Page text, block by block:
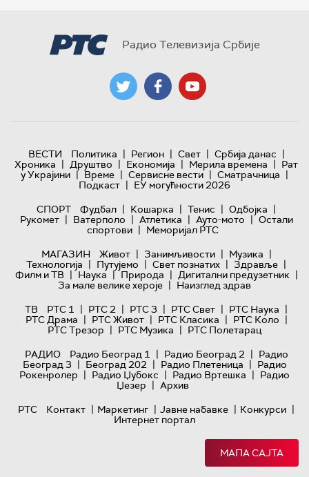
Радио Телевизија Србије
ВЕСТИ Политика | Регион | Свет | Србија данас |
Хроника | Друштво | Економија | Мерила времена | Рат
у Украјини | Време | Сервисне вести | Сматрачница |
Подкаст | ЕУ могућности 2026
СПОРТ
Фудбал | Кошарка | Тенис | Одбојка |
Рукомет | Ватерполо | Атлетика | Ауто-мото | Остали
спортови | Меморијал РТС
МАГАЗИН
Живот | Занимљивости | Музика |
Технологијa | Путујемо | Свет познатих | Здравље |
Филм и ТВ | Наука | Природа | Дигитални предузетник |
За мале велике хероје | Наизглед здрав
ТВ
РТС 1 | РТС 2 | РТС 3 | РТС Свет | РТС Наука |
РТС Драма | РТС Живот | РТС Класика | РТС Коло |
РТС Трезор | РТС Музика | РТС Полетарац
РАДИО
Радио Београд 1 | Радио Београд 2 | Радио
Београд 3 | Београд 202 | Радио Плетеница | Радио
Рокенролер | Радио Џубокс | Радио Вртешка | Радио
Џезер | Архив
РТС
Контакт | Маркетинг | Јавне набавке | Конкурси |
Интернет портал
МАПА САЈТА